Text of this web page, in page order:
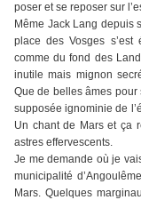
poser et se reposer sur
Même Jack Lang depuis
place des Vosges s’est
comme du fond des
inutile mais mignon
Que de belles âmes pour
supposée ignominie de
Un chant de Mars et ça
astres effervescents.
Je me demande où je
municipalité
Mars. Quelques